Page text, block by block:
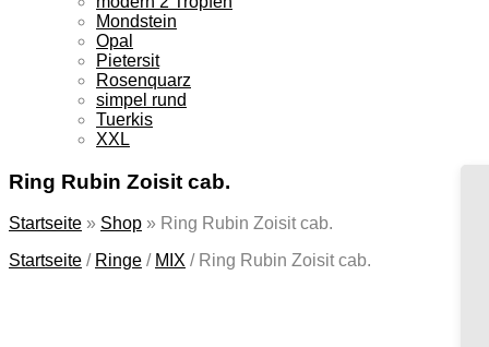
Mondstein
Opal
Pietersit
Rosenquarz
simpel rund
Tuerkis
XXL
Ring Rubin Zoisit cab.
Startseite » Shop » Ring Rubin Zoisit cab.
Startseite / Ringe / MIX / Ring Rubin Zoisit cab.